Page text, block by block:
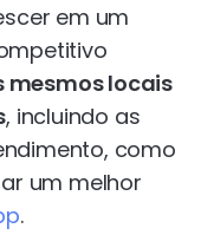
em um
mesmos locais
, incluindo as
como
um melhor
.